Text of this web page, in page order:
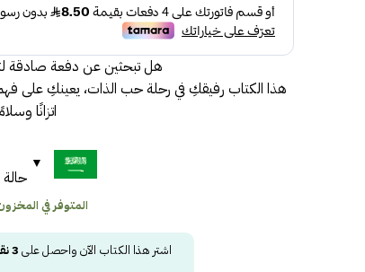
هل تبحثين عن دفعة صادقة
هذا الكتاب رفيقكِ في رحلة حب الذات، يعينكِ على فهم
اتزانًا
المتوفر في المخزون 1
اشتر هذا الكتاب الآن واحصل على 3